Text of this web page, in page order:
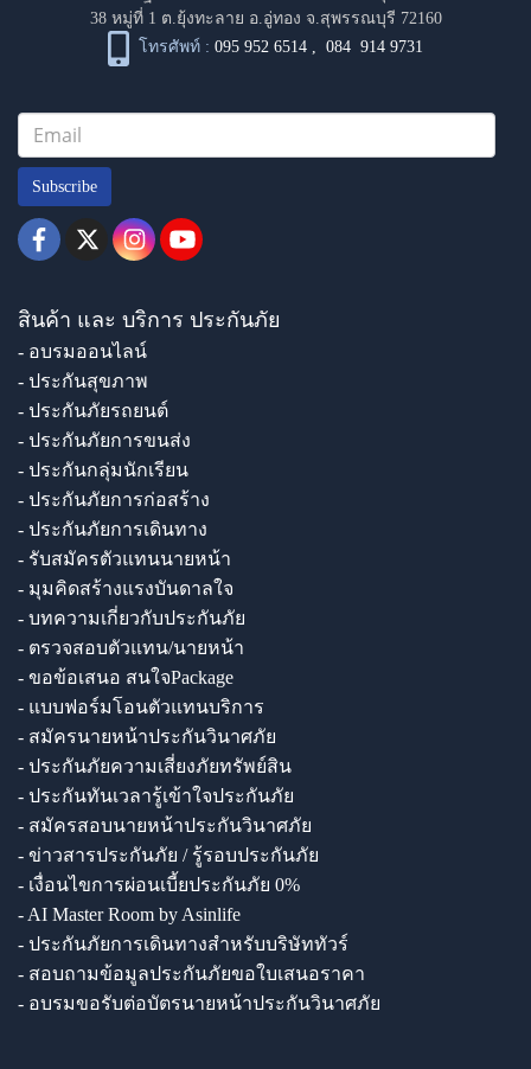
38 หมู่ที่ 1 ต.ยุ้งทะลาย อ.อู่ทอง จ.สุพรรณบุรี 72160
โทรศัพท์ : 095 952 6514 ,084 914 9731
Subscribe
สินค้า และ บริการ ประกันภัย
- อบรมออนไลน์
- ประกันสุขภาพ
- ประกันภัยรถยนต์
- ประกันภัยการขนส่ง
- ประกันกลุ่มนักเรียน
- ประกันภัยการก่อสร้าง
- ประกันภัยการเดินทาง
- รับสมัครตัวแทนนายหน้า
- มุมคิดสร้างแรงบันดาลใจ
- บทความเกี่ยวกับประกันภัย
- ตรวจสอบตัวแทน/นายหน้า
- ขอข้อเสนอ สนใจPackage
- แบบฟอร์มโอนตัวแทนบริการ
- สมัครนายหน้าประกันวินาศภัย
- ประกันภัยความเสี่ยงภัยทรัพย์สิน
- ประกันทันเวลารู้เข้าใจประกันภัย
- สมัครสอบนายหน้าประกันวินาศภัย
- ข่าวสารประกันภัย / รู้รอบประกันภัย
- เงื่อนไขการผ่อนเบี้ยประกันภัย 0%
- AI Master Room by Asinlife
- ประกันภัยการเดินทางสำหรับบริษัททัวร์
- สอบถามข้อมูลประกันภัยขอใบเสนอราคา
- อบรมขอรับต่อบัตรนายหน้าประกันวินาศภัย